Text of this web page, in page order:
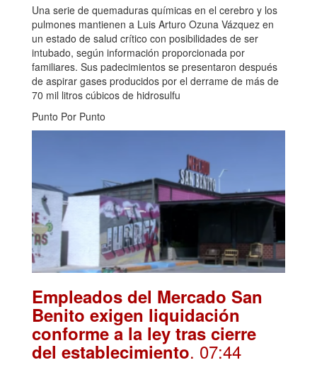
Una serie de quemaduras químicas en el cerebro y los
pulmones mantienen a Luis Arturo Ozuna Vázquez en
un estado de salud crítico con posibilidades de ser
intubado, según información proporcionada por
familiares. Sus padecimientos se presentaron después
de aspirar gases producidos por el derrame de más de
70 mil litros cúbicos de hidrosulfu
Punto Por Punto
Empleados del Mercado San
Benito exigen liquidación
conforme a la ley tras cierre
del establecimiento. 07:44